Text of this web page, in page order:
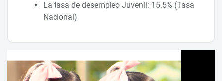
La tasa de desempleo Juvenil: 15.5% (Tasa
Nacional)